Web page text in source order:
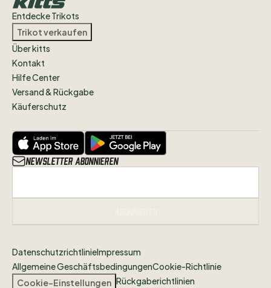
Entdecke Trikots
Trikot verkaufen
Über kitts
Kontakt
Hilfe Center
Versand & Rückgabe
Käuferschutz
Newsletter abonnieren
DatenschutzrichtlinieImpressum
Allgemeine GeschäftsbedingungenCookie-Richtlinie
Cookie-Einstellungen Rückgaberichtlinien